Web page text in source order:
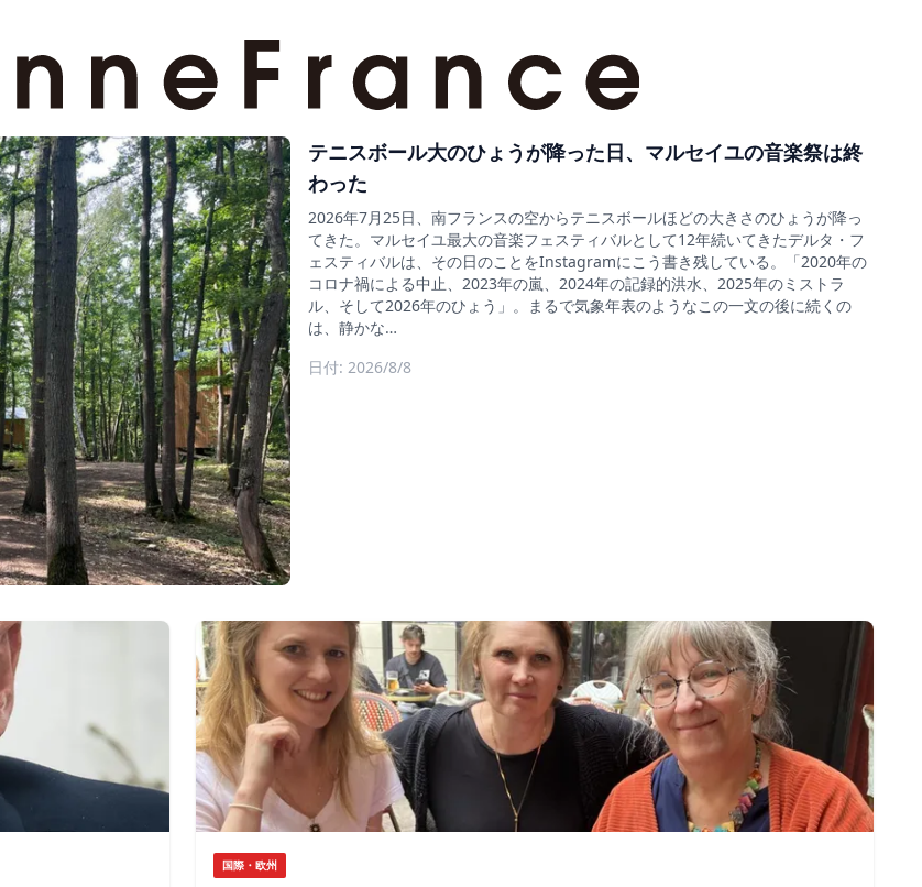
テニスボール大のひょうが降った日、マルセイユの音楽祭は終
わった
2026年7月25日、南フランスの空からテニスボールほどの大きさのひょうが降っ
てきた。マルセイユ最大の音楽フェスティバルとして12年続いてきたデルタ・フ
ェスティバルは、その日のことをInstagramにこう書き残している。「2020年の
コロナ禍による中止、2023年の嵐、2024年の記録的洪水、2025年のミストラ
ル、そして2026年のひょう」。まるで気象年表のようなこの一文の後に続くの
は、静かな…
日付: 2026/8/8
国際・欧州